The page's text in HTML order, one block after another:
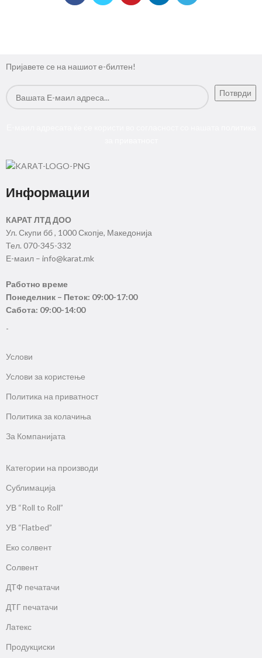
Пријавете се на нашиот е-билтен!
Информации
КАРАТ ЛТД ДОО
Ул. Скупи бб , 1000 Скопје, Македонија
Тел. 070-345-332
Е-маил – info@karat.mk
Работно време
Понеделник – Петок: 09:00-17:00
Сабота: 09:00-14:00
-
Услови
Услови за користење
Политика на приватност
Политика за колачиња
За Компанијата
Категории на производи
Сублимација
УВ “Roll to Roll”
УВ “Flatbed”
Еко солвент
Солвент
ДТФ печатачи
ДТГ печатачи
Латекс
Продукциски